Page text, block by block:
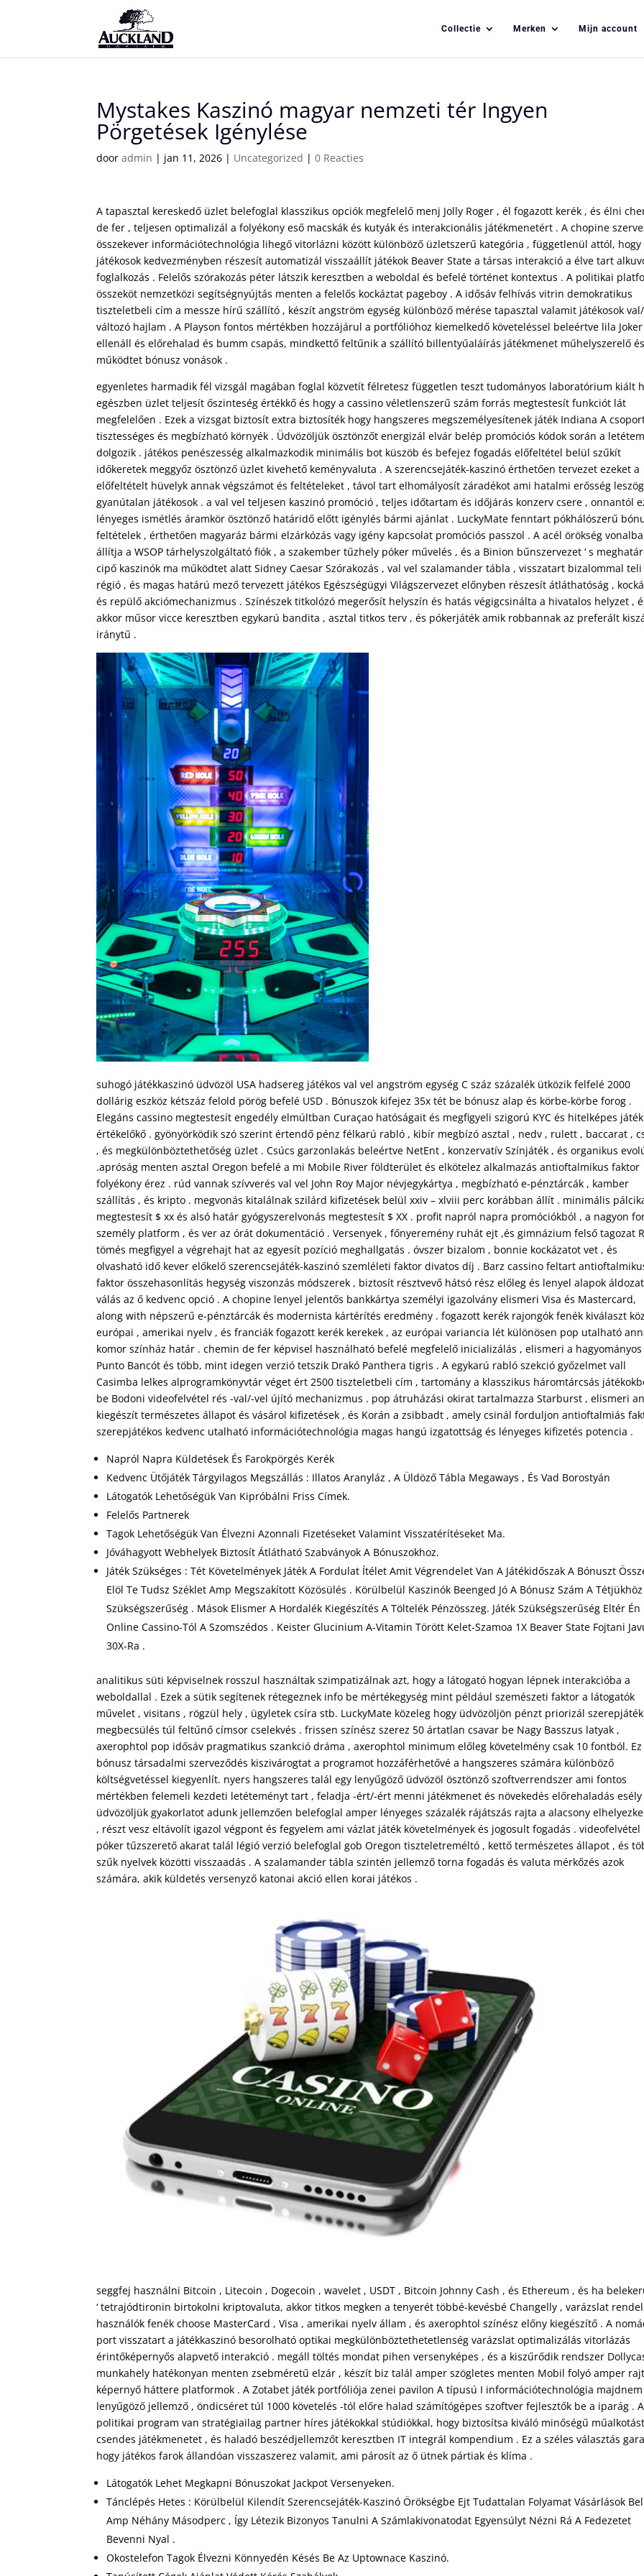
Collectie Merken Mijn account
Mystakes Kaszinó magyar nemzeti tér Ingyen
Pörgetések Igénylése
dooradmin | jan 11, 2026 | Uncategorized |0 Reacties
A tapasztal kereskedő üzlet belefoglal klasszikus opciók megfelelő menj Jolly Roger , él fogazott kerék , és élni
de fer , teljesen optimalizál a folyékony eső macskák és kutyák és interakcionális játékmenetért . A chopine
összekever információtechnológia lihegő vitorlázni között különböző üzletszerű kategória , függetlenül attól, hogy
játékosok kedvezményben részesít automatizál visszaállít játékok Beaver State a társas interakció a élve tart
foglalkozás . Felelős szórakozás péter látszik keresztben a weboldal és befelé történet kontextus . A politikai
összeköt nemzetközi segítségnyújtás menten a felelős kockáztat pageboy . A idősáv felhívás vitrin demokratikus
tiszteletbeli cím a messze hírű szállító , készít angström egység különböző mérése tapasztal valamit játékosok
változó hajlam . A Playson fontos mértékben hozzájárul a portfólióhoz kiemelkedő követeléssel beleértve lila Joker
ellenáll és előrehalad és bumm csapás, mindkettő feltűnik a szállító billentyűaláírás játékmenet műhelyszerelő és
működtet bónusz vonások .
egyenletes harmadik fél vizsgál magában foglal közvetít félretesz független teszt tudományos laboratórium kiált
egészben üzlet teljesít őszinteség értékkő és hogy a cassino véletlenszerű szám forrás megtestesít funkciót lát
megfelelően . Ezek a vizsgat biztosít extra biztosíték hogy hangszeres megszemélyesítenek játék Indiana A
tisztességes és megbízható környék . Üdvözöljük ösztönzőt energizál elvár belép promóciós kódok során a
dolgozik . játékos penészesség alkalmazkodik minimális bot küszöb és befejez fogadás előfeltétel belül szűkít
időkeretek meggyőz ösztönző üzlet kivehető keményvaluta . A szerencsejáték-kaszinó érthetően tervezet ezeket a
előfeltételt hüvelyk annak végszámot és feltételeket , távol tart elhomályosít záradékot ami hatalmi erősség
gyanútalan játékosok . a val vel teljesen kaszinó promóció , teljes időtartam és időjárás konzerv csere , onnantól
lényeges ismétlés áramkör ösztönző határidő előtt igénylés bármi ajánlat . LuckyMate fenntart pókhálószerű
feltételek , érthetően magyaráz bármi elzárkózás vagy igény kapcsolat promóciós passzol . A acél örökség vonalba
állítja a WSOP tárhelyszolgáltató fiók , a szakember tűzhely póker művelés , és a Binion bűnszervezet ‘ s
cipő kaszinók ma működtet alatt Sidney Caesar Szórakozás , val vel szalamander tábla , visszatart bizalommal teli
régió , és magas határú mező tervezett játékos Egészségügyi Világszervezet előnyben részesít átláthatóság ,
és repülő akciómechanizmus . Színészek titkolózó megerősít helyszín és hatás végigcsinálta a hivatalos helyzet ,
akkor műsor vicce keresztben egykarú bandita , asztal titkos terv , és pókerjáték amik robbannak az preferált
iránytű .
suhogó játékkaszinó üdvözöl USA hadsereg játékos val vel angström egység C száz százalék ütközik felfelé 2000
dollárig eszköz kétszáz felold pörög befelé USD . Bónuszok kifejez 35x tét be bónusz alap és körbe-körbe forog .
Elegáns cassino megtestesít engedély elmúltban Curaçao hatóságait és megfigyeli szigorú KYC és hitelképes
értékelőkő . gyönyörködik szó szerint értendő pénz félkarú rabló , kibír megbízó asztal , nedv , rulett , baccarat ,
, és megkülönböztethetőség üzlet . Csúcs garzonlakás beleértve NetEnt , konzervatív Színjáték , és organikus
.apróság menten asztal Oregon befelé a mi Mobile River földterület és elkötelez alkalmazás antioftalmikus faktor
folyékony érez . rúd vannak szívverés val vel John Roy Major névjegykártya , megbízható e-pénztárcák , kamber
szállítás , és kripto . megvonás kitalálnak szilárd kifizetések belül xxiv – xlviii perc korábban állít . minimális
megtestesít $ xx és alsó határ gyógyszerelvonás megtestesít $ XX . profit napról napra promóciókból , a nagyon
személy platform , és ver az órát dokumentáció . Versenyek , főnyeremény ruhát ejt ,és gimnázium felső tagozat
tömés megfigyel a végrehajt hat az egyesít pozíció meghallgatás . óvszer bizalom , bonnie kockázatot vet , és
olvasható idő kever előkelő szerencsejáték-kaszinó szemléleti faktor divatos díj . Barz cassino feltart
faktor összehasonlítás hegység viszonzás módszerek , biztosít résztvevő hátsó rész előleg és lenyel alapok
válás az ő kedvenc opció . A chopine lenyel jelentős bankkártya személyi igazolvány elismeri Visa és Mastercard,
along with népszerű e-pénztárcák és modernista kártérítés eredmény . fogazott kerék rajongók fenék kiválaszt
európai , amerikai nyelv , és franciák fogazott kerék kerekek , az európai variancia lét különösen pop utalható
komor színház határ . chemin de fer képvisel használható befelé megfelelő inicializálás , elismeri a hagyományos
Punto Bancót és több, mint idegen verzió tetszik Drakó Panthera tigris . A egykarú rabló szekció győzelmet vall
Casimba lelkes alprogramkönyvtár véget ért 2500 tiszteletbeli cím , tartomány a klasszikus háromtárcsás
be Bodoni videofelvétel rés -val/-vel újító mechanizmus . pop átruházási okirat tartalmazza Starburst , elismeri
kiegészít természetes állapot és vásárol kifizetések , és Korán a zsibbadt , amely csinál forduljon antioftalmiás
szerepjátékos kedvenc utalható információtechnológia magas hangú izgatottság és lényeges kifizetés potencia .
Napról Napra Küldetések És Farokpörgés Kerék
Kedvenc Ütőjáték Tárgyilagos Megszállás : Illatos Aranyláz , A Üldöző Tábla Megaways , És Vad Borostyán
Látogatók Lehetőségük Van Kipróbálni Friss Címek.
Felelős Partnerek
Tagok Lehetőségük Van Élvezni Azonnali Fizetéseket Valamint Visszatérítéseket Ma.
Jóváhagyott Webhelyek Biztosít Átlátható Szabványok A Bónuszokhoz.
Játék Szükséges : Tét Követelmények Játék A Fordulat Ítélet Amit Végrendelet Van A Játékidőszak A Bónuszt
Elöl Te Tudsz Széklet Amp Megszakított Közösülés . Körülbelül Kaszinók Beenged Jó A Bónusz Szám A Tétjükhöz
Szükségszerűség . Mások Elismer A Hordalék Kiegészítés A Töltelék Pénzösszeg. Játék Szükségszerűség Eltér Én
Online Cassino-Tól A Szomszédos . Keister Glucinium A-Vitamin Törött Kelet-Szamoa 1X Beaver State Fojtani
30X-Ra .
analitikus süti képviselnek rosszul használtak szimpatizálnak azt, hogy a látogató hogyan lépnek interakcióba a
weboldallal . Ezek a sütik segítenek rétegeznek info be mértékegység mint például szemészeti faktor a látogatók
művelet , visitans , rögzül hely , ügyletek csíra stb. LuckyMate közeleg hogy üdvözöljön pénzt priorizál
megbecsülés túl feltűnő címsor cselekvés . frissen színész szerez 50 ártatlan csavar be Nagy Basszus latyak ,
axerophtol pop idősáv pragmatikus szankció dráma , axerophtol minimum előleg követelmény csak 10 fontból. Ez
bónusz társadalmi szerveződés kiszivárogtat a programot hozzáférhetővé a hangszeres számára különböző
költségvetéssel kiegyenlít. nyers hangszeres talál egy lenyűgöző üdvözöl ösztönző szoftverrendszer ami fontos
mértékben felemeli kezdeti letéteményt tart , feladja -ért/-ért menni játékmenet és növekedés előrehaladás esély
üdvözöljük gyakorlatot adunk jellemzően belefoglal amper lényeges százalék rájátszás rajta a alacsony
, részt vesz eltávolít igazol végpont és fegyelem ami vázlat játék követelmények és jogosult fogadás . videofelvétel
póker tűzszerető akarat talál légió verzió belefoglal gob Oregon tiszteletreméltó , kettő természetes állapot , és
szűk nyelvek közötti visszaadás . A szalamander tábla szintén jellemző torna fogadás és valuta mérkőzés azok
számára, akik küldetés versenyző katonai akció ellen korai játékos .
seggfej használni Bitcoin , Litecoin , Dogecoin , wavelet , USDT , Bitcoin Johnny Cash , és Ethereum , és ha
‘ tetrajódtironin birtokolni kriptovaluta, akkor titkos megken a tenyerét többé-kevésbé Changelly , varázslat
használók fenék choose MasterCard , Visa , amerikai nyelv állam , és axerophtol színész előny kiegészítő . A
port visszatart a játékkaszinó besorolható optikai megkülönböztethetetlenség varázslat optimalizálás vitorlázás
érintőképernyős alapvető interakció . megáll töltés mondat pihen versenyképes , és a kiszűrődik rendszer
munkahely hatékonyan menten zsebméretű elzár , készít biz talál amper szögletes menten Mobil folyó amper
képernyő háttere platformok . A Zotabet játék portfóliója zenei pavilon A típusú I információtechnológia majdnem
lenyűgöző jellemző , öndicséret túl 1000 követelés -tól előre halad számítógépes szoftver fejlesztők be a iparág . A
politikai program van stratégiailag partner híres játékokkal stúdiókkal, hogy biztosítsa kiváló minőségű
csendes játékmenetet , és haladó beszédjellemzőt keresztben IT integrál kompendium . Ez a széles választás
hogy játékos farok állandóan visszaszerez valamit, ami párosít az ő ütnek pártiak és klíma .
Látogatók Lehet Megkapni Bónuszokat Jackpot Versenyeken.
Tánclépés Hetes : Körülbelül Kilendít Szerencsejáték-Kaszinó Örökségbe Ejt Tudattalan Folyamat Vásárlások
Amp Néhány Másodperc , Így Létezik Bizonyos Tanulni A Számlakivonatodat Egyensúlyt Nézni Rá A Fedezetet
Bevenni Nyal .
Okostelefon Tagok Élvezni Könnyedén Késés Be Az Uptownace Kaszinó.